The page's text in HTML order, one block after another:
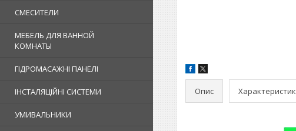
СМЕСИТЕЛИ
МЕБЕЛЬ ДЛЯ ВАННОЙ
КОМНАТЫ
ГІДРОМАСАЖНІ ПАНЕЛІ
ІНСТАЛЯЦІЙНІ СИСТЕМИ
УМИВАЛЬНИКИ
Опис